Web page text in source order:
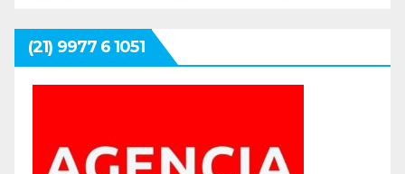
(21) 9977 6 1051